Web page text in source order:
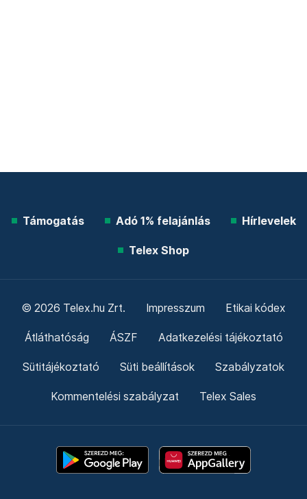
Támogatás Adó 1% felajánlás Hírlevelek
Telex Shop
© 2026 Telex.hu Zrt. Impresszum Etikai kódex
Átláthatóság ÁSZF Adatkezelési tájékoztató
Sütitájékoztató Süti beállítások Szabályzatok
Kommentelési szabályzat Telex Sales